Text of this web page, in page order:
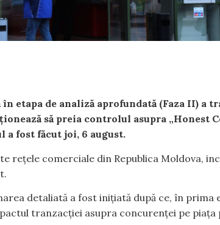
etapa de analiză aprofundată (Faza II) a
să preia controlul asupra „Honest
fost făcut joi, 6 august.
rețele comerciale din Republica Moldova,
detaliată a fost inițiată după ce, în prima
tranzacției asupra concurenței pe